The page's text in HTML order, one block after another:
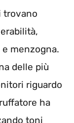
trovano
menzogna.
delle più
riguardo
ha
toni